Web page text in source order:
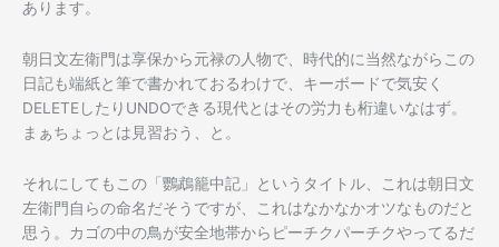
あります。
朝日文左衛門は享保から元禄の人物で、時代的に当然ながらこの
日記も端紙と筆で書かれておるわけで、キーボードで気安く
DELETEしたりUNDOできる現代とはその労力も桁違いなはず。
まぁちょっとは見習おう、と。
それにしてもこの「鸚鵡籠中記」というタイトル、これは朝日文
左衛門自らの命名だそうですが、これはなかなかオツなものだと
思う。カゴの中の鳥が安全地帯からピーチクパーチクやってるだ